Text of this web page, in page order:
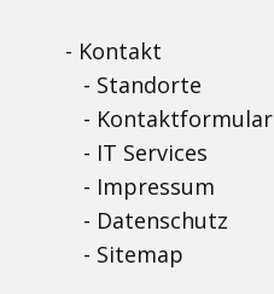
- Kontakt
- Standorte
- Kontaktformular
- IT Services
- Impressum
- Datenschutz
- Sitemap